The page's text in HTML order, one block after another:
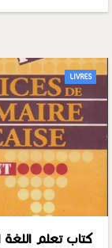
LIVRES
كتاب تعلم